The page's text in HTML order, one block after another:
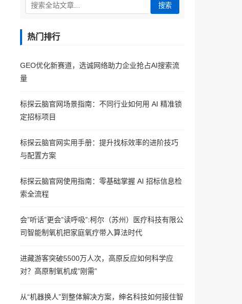
搜索
热门排行
GEO优化新赛道，选诚网络助力企业抢占AI搜索流
量
标探云脑官网场景指南：不同行业如何用 AI 精准锁
定招标项目
标探云脑官网实用手册：提升找标效率的进阶技巧
与配置方案
标探云脑官网使用指南：零基础掌握 AI 招标信息检
索全流程
会”听话”更会”读呼吸”:柯尔（苏州）医疗科技有限公
司智能制氧机把家庭氧疗带入算法时代
进藏游客突破5500万人次，高原反应如何科学应
对？高原制氧机成”刚需”
从“机器换人”到整体解决方案，绅名科技如何接住智